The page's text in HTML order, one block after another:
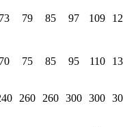
73 79 85 97 109
70 75 85 95 110
260 260 300 300